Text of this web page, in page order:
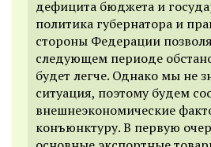
дефицита бюджета и
политика губернатора и
стороны Федерации
следующем периоде
будет легче. Однако мы не
ситуация, поэтому будем
внешнеэкономические
конъюнктуру. В первую